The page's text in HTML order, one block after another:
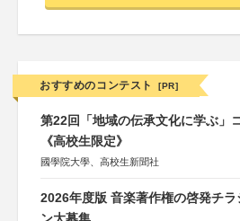
おすすめのコンテスト [PR]
第22回「地域の伝承文化に学ぶ」
《高校生限定》
國學院大學、高校生新聞社
2026年度版 音楽著作権の啓発チラ